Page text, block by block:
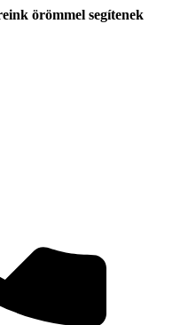
örömmel segítenek